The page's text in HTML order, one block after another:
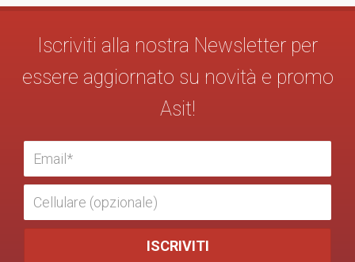
Iscriviti alla nostra Newsletter per
essere aggiornato su novità e promo
Asit!